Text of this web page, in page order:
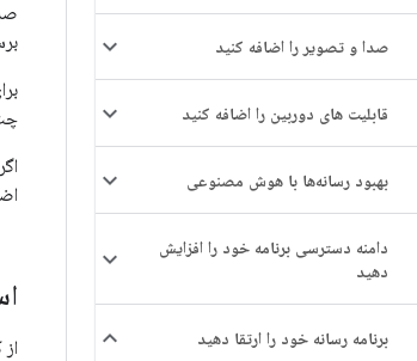
صدا و تصویر را اضافه کنید
قابلیت های دوربین را اضافه کنید
بهبود رسانه‌ها با هوش مصنوعی
دامنه دسترسی برنامه خود را افزایش
دهید
برنامه رسانه خود را ارتقا دهید